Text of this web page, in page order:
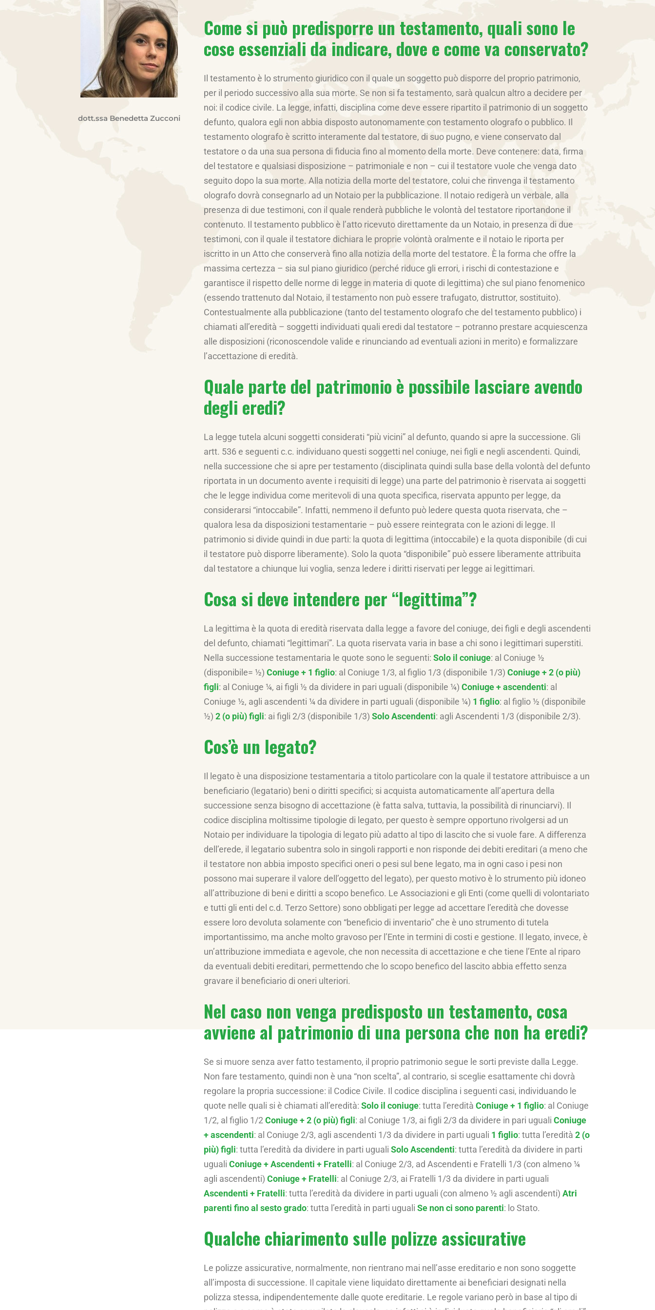
dott.ssa Benedetta Zucconi
Come si può predisporre un testamento, quali sono le
cose essenziali da indicare, dove e come va conservato?
Il testamento è lo strumento giuridico con il quale un soggetto può disporre del proprio patrimonio,
per il periodo successivo alla sua morte. Se non si fa testamento, sarà qualcun altro a decidere per
noi: il codice civile. La legge, infatti, disciplina come deve essere ripartito il patrimonio di un soggetto
defunto, qualora egli non abbia disposto autonomamente con testamento olografo o pubblico. Il
testamento olografo è scritto interamente dal testatore, di suo pugno, e viene conservato dal
testatore o da una sua persona di fiducia fino al momento della morte. Deve contenere: data, firma
del testatore e qualsiasi disposizione – patrimoniale e non – cui il testatore vuole che venga dato
seguito dopo la sua morte. Alla notizia della morte del testatore, colui che rinvenga il testamento
olografo dovrà consegnarlo ad un Notaio per la pubblicazione. Il notaio redigerà un verbale, alla
presenza di due testimoni, con il quale renderà pubbliche le volontà del testatore riportandone il
contenuto. Il testamento pubblico è l’atto ricevuto direttamente da un Notaio, in presenza di due
testimoni, con il quale il testatore dichiara le proprie volontà oralmente e il notaio le riporta per
iscritto in un Atto che conserverà fino alla notizia della morte del testatore. È la forma che offre la
massima certezza – sia sul piano giuridico (perché riduce gli errori, i rischi di contestazione e
garantisce il rispetto delle norme di legge in materia di quote di legittima) che sul piano fenomenico
(essendo trattenuto dal Notaio, il testamento non può essere trafugato, distruttor, sostituito).
Contestualmente alla pubblicazione (tanto del testamento olografo che del testamento pubblico) i
chiamati all’eredità – soggetti individuati quali eredi dal testatore – potranno prestare acquiescenza
alle disposizioni (riconoscendole valide e rinunciando ad eventuali azioni in merito) e formalizzare
l’accettazione di eredità.
Quale parte del patrimonio è possibile lasciare avendo
degli eredi?
La legge tutela alcuni soggetti considerati “più vicini” al defunto, quando si apre la successione. Gli
artt. 536 e seguenti c.c. individuano questi soggetti nel coniuge, nei figli e negli ascendenti. Quindi,
nella successione che si apre per testamento (disciplinata quindi sulla base della volontà del defunto
riportata in un documento avente i requisiti di legge) una parte del patrimonio è riservata ai soggetti
che le legge individua come meritevoli di una quota specifica, riservata appunto per legge, da
considerarsi “intoccabile”. Infatti, nemmeno il defunto può ledere questa quota riservata, che –
qualora lesa da disposizioni testamentarie – può essere reintegrata con le azioni di legge. Il
patrimonio si divide quindi in due parti: la quota di legittima (intoccabile) e la quota disponibile (di cui
il testatore può disporre liberamente). Solo la quota “disponibile” può essere liberamente attribuita
dal testatore a chiunque lui voglia, senza ledere i diritti riservati per legge ai legittimari.
Cosa si deve intendere per “legittima”?
La legittima è la quota di eredità riservata dalla legge a favore del coniuge, dei figli e degli ascendenti
del defunto, chiamati “legittimari”. La quota riservata varia in base a chi sono i legittimari superstiti.
Nella successione testamentaria le quote sono le seguenti: Solo il coniuge: al Coniuge ½
(disponibile= ½) Coniuge + 1 figlio: al Coniuge 1/3, al figlio 1/3 (disponibile 1/3) Coniuge + 2 (o più)
figli: al Coniuge ¼, ai figli ½ da dividere in pari uguali (disponibile ¼) Coniuge + ascendenti: al
Coniuge ½, agli ascendenti ¼ da dividere in parti uguali (disponibile ¼) 1 figlio: al figlio ½ (disponibile
½) 2 (o più) figli: ai figli 2/3 (disponibile 1/3) Solo Ascendenti: agli Ascendenti 1/3 (disponibile 2/3).
Cos’è un legato?
Il legato è una disposizione testamentaria a titolo particolare con la quale il testatore attribuisce a un
beneficiario (legatario) beni o diritti specifici; si acquista automaticamente all’apertura della
successione senza bisogno di accettazione (è fatta salva, tuttavia, la possibilità di rinunciarvi). Il
codice disciplina moltissime tipologie di legato, per questo è sempre opportuno rivolgersi ad un
Notaio per individuare la tipologia di legato più adatto al tipo di lascito che si vuole fare. A differenza
dell’erede, il legatario subentra solo in singoli rapporti e non risponde dei debiti ereditari (a meno che
il testatore non abbia imposto specifici oneri o pesi sul bene legato, ma in ogni caso i pesi non
possono mai superare il valore dell’oggetto del legato), per questo motivo è lo strumento più idoneo
all’attribuzione di beni e diritti a scopo benefico. Le Associazioni e gli Enti (come quelli di volontariato
e tutti gli enti del c.d. Terzo Settore) sono obbligati per legge ad accettare l’eredità che dovesse
essere loro devoluta solamente con “beneficio di inventario” che è uno strumento di tutela
importantissimo, ma anche molto gravoso per l’Ente in termini di costi e gestione. Il legato, invece, è
un’attribuzione immediata e agevole, che non necessita di accettazione e che tiene l’Ente al riparo
da eventuali debiti ereditari, permettendo che lo scopo benefico del lascito abbia effetto senza
gravare il beneficiario di oneri ulteriori.
Nel caso non venga predisposto un testamento, cosa
avviene al patrimonio di una persona che non ha eredi?
Se si muore senza aver fatto testamento, il proprio patrimonio segue le sorti previste dalla Legge.
Non fare testamento, quindi non è una “non scelta”, al contrario, si sceglie esattamente chi dovrà
regolare la propria successione: il Codice Civile. Il codice disciplina i seguenti casi, individuando le
quote nelle quali si è chiamati all’eredità: Solo il coniuge: tutta l’eredità Coniuge + 1 figlio: al Coniuge
1/2, al figlio 1/2 Coniuge + 2 (o più) figli: al Coniuge 1/3, ai figli 2/3 da dividere in pari uguali Coniuge
+ ascendenti: al Coniuge 2/3, agli ascendenti 1/3 da dividere in parti uguali 1 figlio: tutta l’eredità 2 (o
più) figli: tutta l’eredità da dividere in parti uguali Solo Ascendenti: tutta l’eredità da dividere in parti
uguali Coniuge + Ascendenti + Fratelli: al Coniuge 2/3, ad Ascendenti e Fratelli 1/3 (con almeno ¼
agli ascendenti) Coniuge + Fratelli: al Coniuge 2/3, ai Fratelli 1/3 da dividere in parti uguali
Ascendenti + Fratelli: tutta l’eredità da dividere in parti uguali (con almeno ½ agli ascendenti) Atri
parenti fino al sesto grado: tutta l’eredità in parti uguali Se non ci sono parenti: lo Stato.
Qualche chiarimento sulle polizze assicurative
Le polizze assicurative, normalmente, non rientrano mai nell’asse ereditario e non sono soggette
all’imposta di successione. Il capitale viene liquidato direttamente ai beneficiari designati nella
polizza stessa, indipendentemente dalle quote ereditarie. Le regole variano però in base al tipo di